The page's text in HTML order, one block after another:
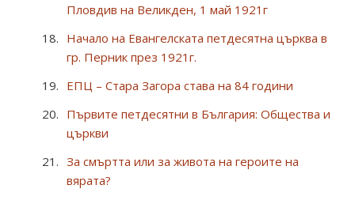
Пловдив на Великден, 1 май 1921г
Начало на Евангелската петдесятна църква в
гр. Перник през 1921г.
ЕПЦ – Стара Загора става на 84 години
Първите петдесятни в България: Общества и
църкви
За смъртта или за живота на героите на
вярата?